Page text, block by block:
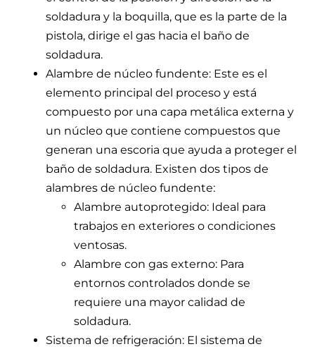
soldadura y la boquilla, que es la parte de la
pistola, dirige el gas hacia el baño de
soldadura.
Alambre de núcleo fundente: Este es el
elemento principal del proceso y está
compuesto por una capa metálica externa y
un núcleo que contiene compuestos que
generan una escoria que ayuda a proteger el
baño de soldadura. Existen dos tipos de
alambres de núcleo fundente:
Alambre autoprotegido: Ideal para
trabajos en exteriores o condiciones
ventosas.
Alambre con gas externo: Para
entornos controlados donde se
requiere una mayor calidad de
soldadura.
Sistema de refrigeración: El sistema de